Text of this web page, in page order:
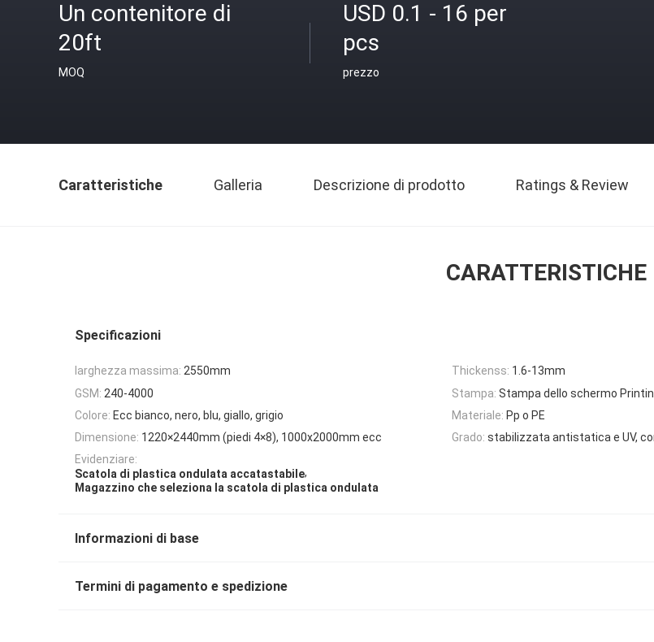
Un contenitore di
20ft
MOQ
USD 0.1 - 16 per
pcs
prezzo
Caratteristiche Galleria Descrizione di prodotto Ratings & Review
CARATTERISTICHE
Specificazioni
larghezza massima: 2550mm Thickenss: 1.6-13mm
GSM: 240-4000 Stampa: Stampa dello schermo
Colore: Ecc bianco, nero, blu, giallo, grigio Materiale: Pp o PE
Dimensione: 1220×2440mm (piedi 4×8), 1000x2000mm ecc Grado: stabilizzata antistatica e UV,
Evidenziare:
Scatola di plastica ondulata accatastabile,
Magazzino che seleziona la scatola di plastica ondulata
Informazioni di base
Termini di pagamento e spedizione